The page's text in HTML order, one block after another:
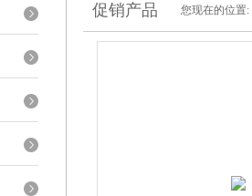
促销产品 您现在的位置: